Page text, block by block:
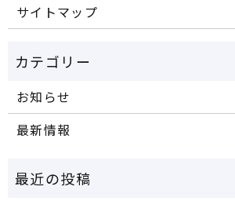
サイトマップ
お知らせ
最新情報